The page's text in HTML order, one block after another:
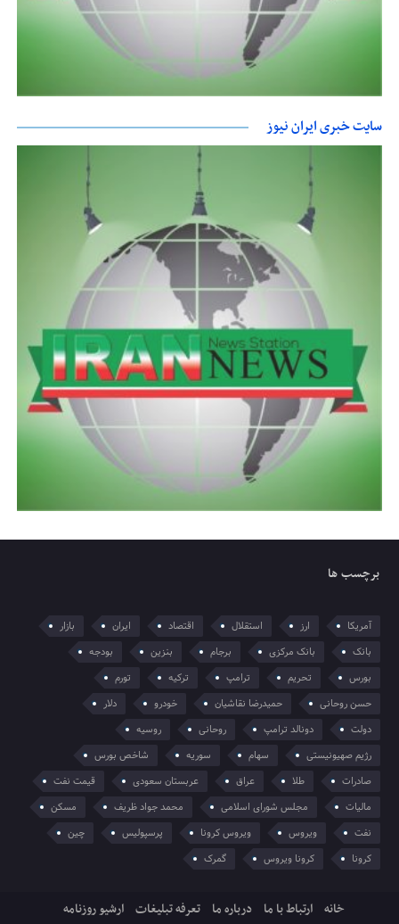
سایت خبری ایران نیوز
برچسب ها
آمریکا ارز استقلال اقتصاد ایران
بازار
بانک
بانک مرکزی برجام بنزین
بودجه
بورس
تحریم ترامپ ترکیه
تورم
حسن روحانی
حمیدرضا نقاشیان خودرو
دلار
دولت
دونالد ترامپ روحانی
روسیه
رژیم صهیونیستی
سهام سوریه
شاخص بورس
صادرات
طلا عراق عربستان سعودی
قیمت نفت
مالیات
مجلس شورای اسلامی محمد جواد ظریف
مسکن
نفت
ویروس ویروس کرونا پرسپولیس
چین
کرونا
کرونا ویروس گمرک
خانه ارتباط با ما درباره ما تعرفه تبلیغات ارشیو روزنامه